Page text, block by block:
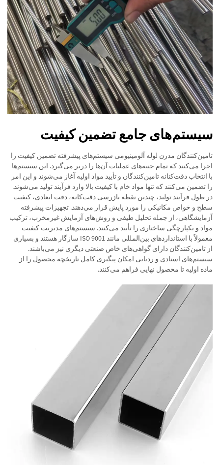
سیستم‌های جامع تضمین کیفیت
تامین‌کنندگان مدرن لوله آلومینیومی سیستم‌های پیشرفته تضمین کیفیت را
اجرا می‌کنند که تمام جنبه‌های عملیات آن‌ها را دربر می‌گیرد. این سیستم‌ها
با انتخاب دقت‌کنانه تامین‌کنندگان و تأیید مواد اولیه آغاز می‌شوند و این امر
را تضمین می‌کنند که تنها مواد خام با کیفیت بالا وارد فرآیند تولید می‌شوند.
در طول فرآیند تولید، چندین نقطه بازرسی دقت‌کانه، دقت ابعادی، کیفیت
سطح و خواص مکانیکی را مورد پایش قرار می‌دهند. تجهیزات پیشرفته
آزمایشگاهی، از جمله تحلیل طیفی و روش‌های آزمایش غیرمخرب، ترکیب
مواد و یکپارچگی ساختاری را تأیید می‌کنند. سیستم‌های مدیریت کیفیت
معمولاً با استانداردهای بین‌المللی مانند ISO 9001 سازگار هستند و بسیاری
از تامین‌کنندگان دارای گواهی‌های خاص صنعتی دیگری نیز می‌باشند.
سیستم‌های اسنادی و ردیابی امکان پیگیری کامل تاریخچه محصول را از
ماده اولیه تا محصول نهایی فراهم می‌کنند.